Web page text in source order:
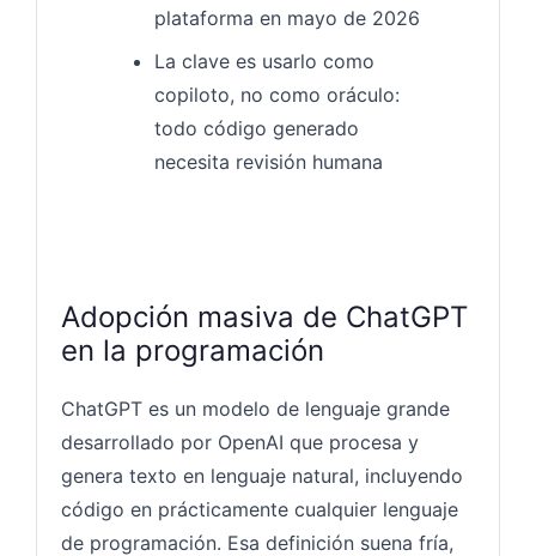
plataforma en mayo de 2026
La clave es usarlo como
copiloto, no como oráculo:
todo código generado
necesita revisión humana
Adopción masiva de ChatGPT
en la programación
ChatGPT es un modelo de lenguaje grande
desarrollado por OpenAI que procesa y
genera texto en lenguaje natural, incluyendo
código en prácticamente cualquier lenguaje
de programación. Esa definición suena fría,